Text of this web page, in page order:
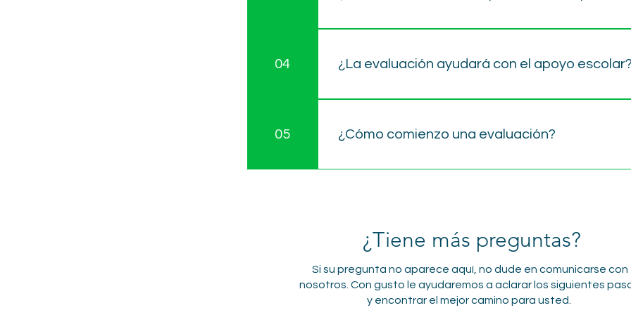
Sí. Las evaluaciones y los servicios de terapia están
para garantizar una interpretación precisa.
04 ¿La evaluación ayudará con el apoyo escolar?
Las evaluaciones pueden proporcionar la
informes están diseñados para apoyar una planificación
05 ¿Cómo comienzo una evaluación?
¿Tiene más preguntas?
Si su pregunta no aparece aquí, no dude en comunicarse con
nosotros. Con gusto le ayudaremos a aclarar los siguientes
y encontrar el mejor camino para usted.